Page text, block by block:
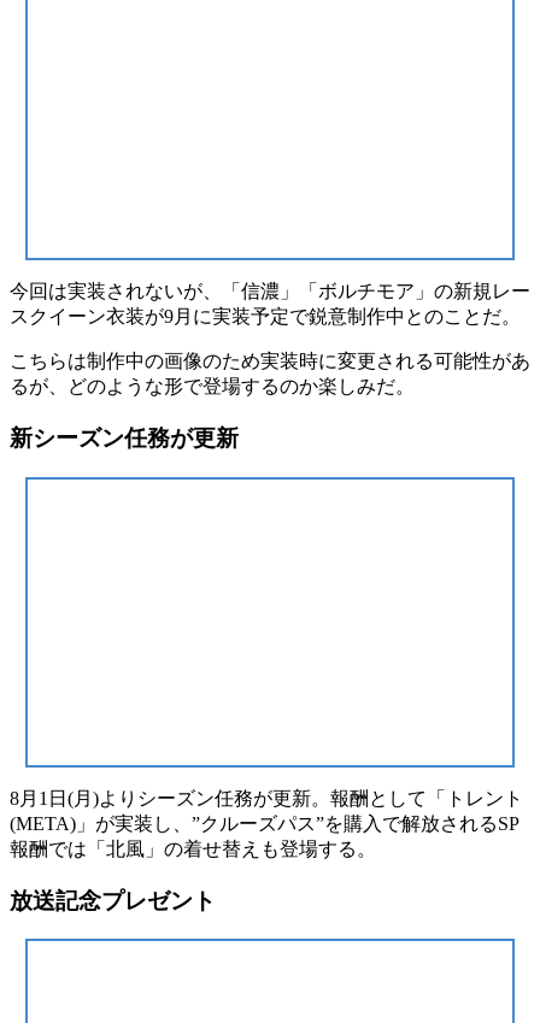
今回は実装されないが、「信濃」「ボルチモア」の新規レー
スクイーン衣装が9月に実装予定で鋭意制作中とのことだ。
こちらは制作中の画像のため実装時に変更される可能性があ
るが、どのような形で登場するのか楽しみだ。
新シーズン任務が更新
8月1日(月)よりシーズン任務が更新。報酬として
「トレント
(META)」 が実装し、”クルーズパス”を購入で解放されるSP
報酬では 「北風」の着せ替え も登場する。
放送記念プレゼント